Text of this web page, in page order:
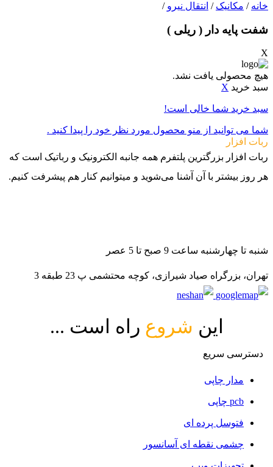
خانه / مکانیک / انتقال نیرو /
شفت پایه دار ( ریلی )
X
هیچ محصولی یافت نشد.
سبد خرید X
سبد خرید شما خالی است!
شما می توانید از منو محصول مورد نظر خود را پیدا کنید .
ربات افزار
ربات افزار بزرگترین پلتفرم همه جانبه الکترونیک و رباتیک است که
هر روز بیشتر با آن آشنا می‌شوید و میتوانیم کنار هم پیشرفت کنیم.
شنبه تا چهارشنبه ساعت 9 صبح تا 5 عصر
تهران، بزرگراه صیاد شیرازی، کوچه محتشمی پ 23 طبقه 3
این شروع راه است ...
دسترسی سریع
مدار چاپی
pcb چاپی
فتوسل پرده ای
چشمی نقطه ای آسانسور